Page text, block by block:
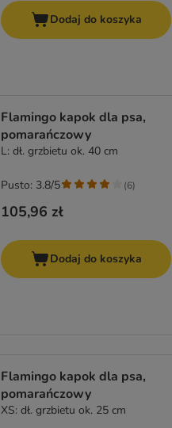
Dodaj do koszyka
Flamingo kapok dla psa,
pomarańczowy
L: dł. grzbietu ok. 40 cm
105,96 zł
Pusto: 3.8/5 (6)
Dodaj do koszyka
Flamingo kapok dla psa,
pomarańczowy
XS: dł. grzbietu ok. 25 cm